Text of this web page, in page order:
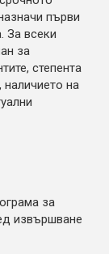
първи
За всеки
за
степента
наличието на
за
извършване